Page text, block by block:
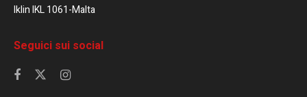
Iklin IKL 1061-Malta
Seguici sui social